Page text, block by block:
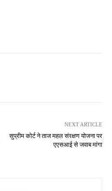
NEXT ARTICLE
सुप्रीम कोर्ट ने ताज महल संरक्षण योजना पर
एएसआई से जवाब मांगा